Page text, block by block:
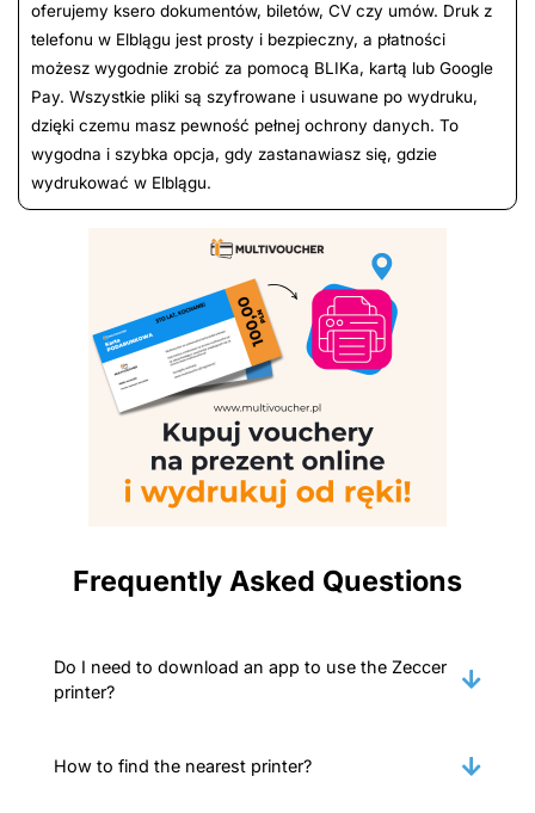
oferujemy ksero dokumentów, biletów, CV czy umów. Druk z
telefonu w Elblągu jest prosty i bezpieczny, a płatności
możesz wygodnie zrobić za pomocą BLIKa, kartą lub Google
Pay. Wszystkie pliki są szyfrowane i usuwane po wydruku,
dzięki czemu masz pewność pełnej ochrony danych. To
wygodna i szybka opcja, gdy zastanawiasz się, gdzie
wydrukować w Elblągu.
Frequently Asked Questions
Do I need to download an app to use the Zeccer
printer?
How to find the nearest printer?